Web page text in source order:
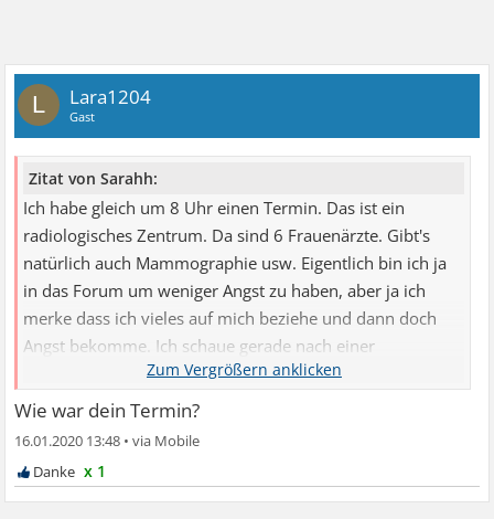
L Lara1204
Gast
Zitat von Sarahh:
Ich habe gleich um 8 Uhr einen Termin. Das ist ein
radiologisches Zentrum. Da sind 6 Frauenärzte. Gibt's
natürlich auch Mammographie usw. Eigentlich bin ich ja
in das Forum um weniger Angst zu haben, aber ja ich
merke dass ich vieles auf mich beziehe und dann doch
Angst bekomme. Ich schaue gerade nach einer
Verhaltenstherapie, weil so kann es nicht weitergehen. Ich
finde es auch seltsam, dass Aidualc ihre Ärztin darauf
hinweisen müsste und die das nicht selbst erkannt hat.
den Kontrollzwang gerade nicht zu unterbrechen.
Wie war dein Termin?
16.01.2020 13:48 •
x 1